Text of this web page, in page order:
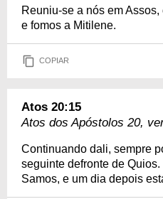
Reuniu-se a nós em
e fomos a Mitilene.
COPIAR
Atos 20:15
Atos dos Apóstolos 20,
Continuando dali, sempre
seguinte defronte de
Samos, e um dia depois